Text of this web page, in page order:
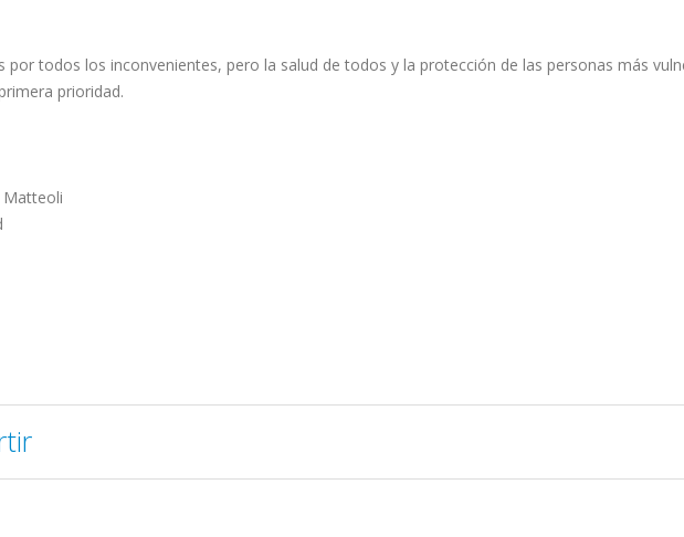
por todos los inconvenientes, pero la salud de todos y la protección de las personas más
prioridad.
Matteoli